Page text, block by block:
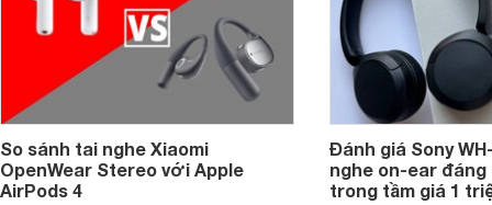
So sánh tai nghe Xiaomi
OpenWear Stereo với Apple
AirPods 4
Đánh giá Sony
nghe on-ear đáng
trong tầm giá 1